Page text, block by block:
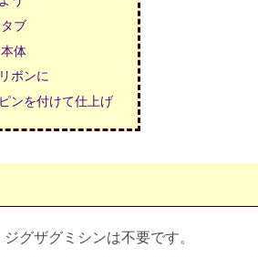
ブ
体
ボンに
ンを付けて仕上げ
グザグミシンは不要です。